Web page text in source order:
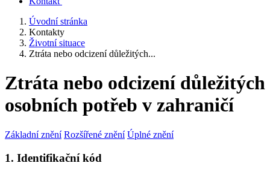
Úvodní stránka
Kontakty
Životní situace
Ztráta nebo odcizení důležitých...
Ztráta nebo odcizení důležitých
osobních potřeb v zahraničí
Základní znění Rozšířené znění Úplné znění
1. Identifikační kód